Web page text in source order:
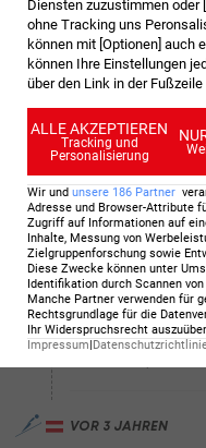
Kein idealer
Hörl kommt nur
auf Polen ist
Österreich nun
Slowenien und
VOR 3 JAHREN
Norwegen
Slowenien ist
landet für
rutscht damit
zurück.
Gold aber auch
VOR 3 JAHREN
Diensten zuzustimmen oder
ohne Tracking uns
können mit [Optionen] auch
können Ihre Einstellungen
über den Link in der
ALLE AKZEPTIEREN
Tracking und
Personalisierung
Wir und unsere 186 Partner
Adresse und Browser-Attribute
Zugriff auf Informationen auf
Inhalte, Messung von
Zielgruppenforschung sowie
Diese Zwecke können unter
Identifikation durch Scannen
Manche Partner verwenden für
Rechtsgrundlage für die
Ihr Widerspruchsrecht
Impressum|